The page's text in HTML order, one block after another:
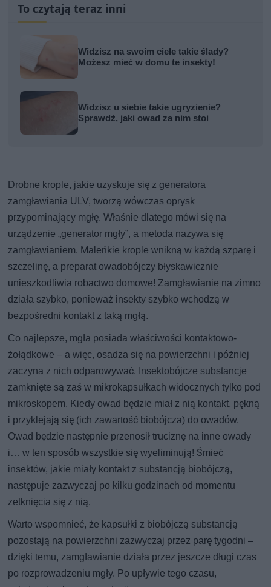
To czytają teraz inni
Widzisz na swoim ciele takie ślady?
Możesz mieć w domu te insekty!
Widzisz u siebie takie ugryzienie?
Sprawdź, jaki owad za nim stoi
Drobne krople, jakie uzyskuje się z generatora
zamgławiania ULV, tworzą wówczas oprysk
przypominający mgłę. Właśnie dlatego mówi się na
urządzenie „generator mgły”, a metoda nazywa się
zamgławianiem. Maleńkie krople wnikną w każdą szparę i
szczelinę, a preparat owadobójczy błyskawicznie
unieszkodliwia robactwo domowe! Zamgławianie na zimno
działa szybko, ponieważ insekty szybko wchodzą w
bezpośredni kontakt z taką mgłą.
Co najlepsze, mgła posiada właściwości kontaktowo-
żołądkowe – a więc, osadza się na powierzchni i później
zaczyna z nich odparowywać. Insektobójcze substancje
zamknięte są zaś w mikrokapsułkach widocznych tylko pod
mikroskopem. Kiedy owad będzie miał z nią kontakt, pękną
i przyklejają się (ich zawartość biobójcza) do owadów.
Owad będzie następnie przenosił truciznę na inne owady
i… w ten sposób wszystkie się wyeliminują! Śmieć
insektów, jakie miały kontakt z substancją biobójczą,
następuje zazwyczaj po kilku godzinach od momentu
zetknięcia się z nią.
Warto wspomnieć, że kapsułki z biobójczą substancją
pozostają na powierzchni zazwyczaj przez parę tygodni –
dzięki temu, zamgławianie działa przez jeszcze długi czas
po rozprowadzeniu mgły. Po upływie tego czasu,